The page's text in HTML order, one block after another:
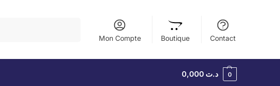
Mon Compte Boutique Contact
د.ت 0,000 0